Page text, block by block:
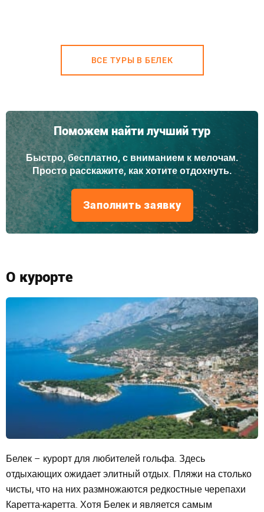
ВСЕ ТУРЫ В БЕЛЕК
Поможем найти лучший тур
Быстро, бесплатно, с вниманием к мелочам.
Просто расскажите, как хотите отдохнуть.
Заполнить заявку
О курорте
Белек – курорт для любителей гольфа. Здесь
отдыхающих ожидает элитный отдых. Пляжи на столько
чисты, что на них размножаются редкостные черепахи
Каретта-каретта. Хотя Белек и является самым